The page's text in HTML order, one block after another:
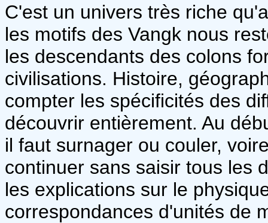
C'est un univers très riche
les motifs des Vangk nous
les descendants des colons
civilisations. Histoire,
compter les spécificités des
découvrir entièrement. Au
il faut surnager ou couler,
continuer sans saisir tous les
les explications sur le
correspondances d'unités de